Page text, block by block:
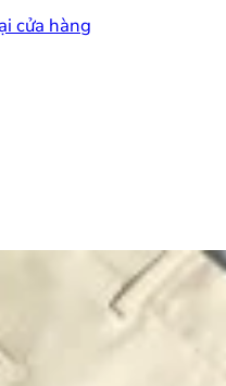
cửa hàng